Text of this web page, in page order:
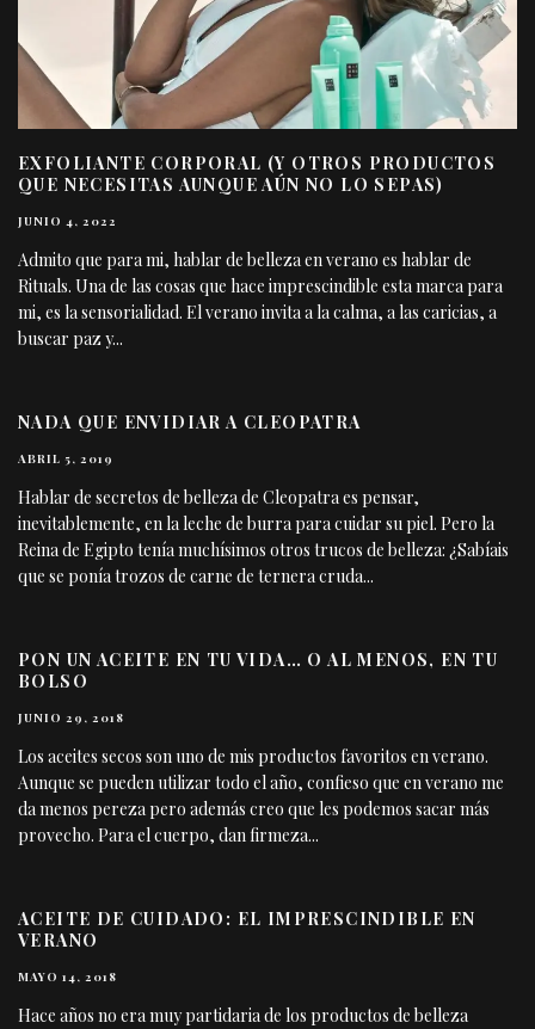
EXFOLIANTE CORPORAL (Y OTROS PRODUCTOS
QUE NECESITAS AUNQUE AÚN NO LO SEPAS)
JUNIO 4, 2022
Admito que para mi, hablar de belleza en verano es hablar de
Rituals. Una de las cosas que hace imprescindible esta marca para
mi, es la sensorialidad. El verano invita a la calma, a las caricias, a
buscar paz y...
NADA QUE ENVIDIAR A CLEOPATRA
ABRIL 5, 2019
Hablar de secretos de belleza de Cleopatra es pensar,
inevitablemente, en la leche de burra para cuidar su piel. Pero la
Reina de Egipto tenía muchísimos otros trucos de belleza: ¿Sabíais
que se ponía trozos de carne de ternera cruda...
PON UN ACEITE EN TU VIDA… O AL MENOS, EN TU
BOLSO
JUNIO 29, 2018
Los aceites secos son uno de mis productos favoritos en verano.
Aunque se pueden utilizar todo el año, confieso que en verano me
da menos pereza pero además creo que les podemos sacar más
provecho. Para el cuerpo, dan firmeza...
ACEITE DE CUIDADO: EL IMPRESCINDIBLE EN
VERANO
MAYO 14, 2018
Hace años no era muy partidaria de los productos de belleza